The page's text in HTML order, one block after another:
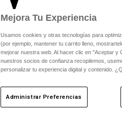
Mejora Tu Experiencia
Usamos cookies y otras tecnologías para
(por ejemplo, mantener tu carrito lleno,
mejorar nuestra web. Al hacer clic en "Aceptar
nuestros socios de confianza recopilemos,
personalizar tu experiencia digital y contenido.
Administrar Preferencias